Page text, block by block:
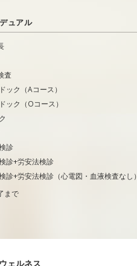
ュアル
査
ック（Aコース）
ック（Oコース）
診
診+労安法検診
診+労安法検診（心電図・血液検査なし）
まで
ェルネス